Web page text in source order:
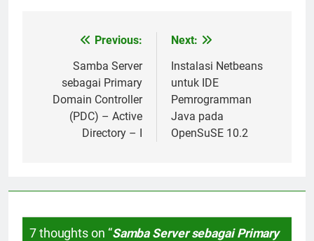
navigation
Previous:
Samba Server
sebagai Primary
Domain Controller
(PDC) – Active
Directory – I
Next:
Instalasi Netbeans
untuk IDE
Pemrogramman
Java pada
OpenSuSE 10.2
7 thoughts on “Samba Server sebagai Primary